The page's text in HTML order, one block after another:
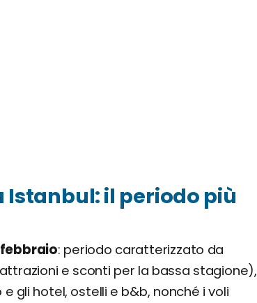
il periodo più
: periodo caratterizzato da
e sconti per la bassa stagione),
gli hotel, ostelli e b&b, nonché i voli